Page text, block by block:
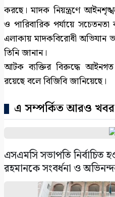
করছে। মাদক নিয়ন্ত্রণে
ও পারিবারিক পর্যায়ে সচেতনতা
এলাকায় মাদকবিরোধী অভিযান
তিনি জানান।
আটক ব্যক্তির বিরুদ্ধে আইনগত
রয়েছে বলে বিজিবি জানিয়েছে।
এ সম্পর্কিত আরও খবর
এসএমসি সভাপতি নির্বাচিত
রহমানকে সংবর্ধনা ও